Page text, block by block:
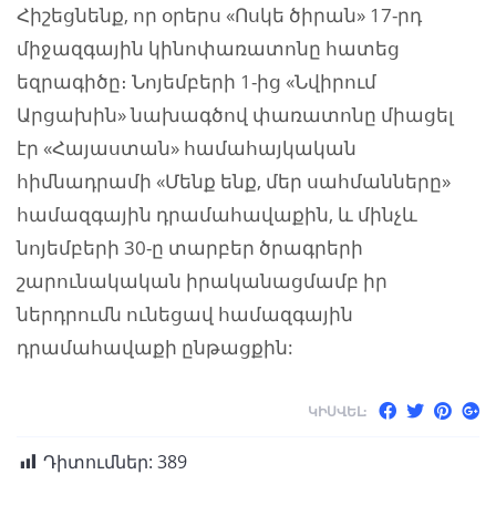
Հիշեցնենք, որ օրերս «Ոսկե ծիրան» 17-րդ
միջազգային կինոփառատոնը հատեց
եզրագիծը։ Նոյեմբերի 1-ից «Նվիրում
Արցախին» նախագծով փառատոնը միացել
էր «Հայաստան» համահայկական
հիմնադրամի «Մենք ենք, մեր սահմանները»
համազգային դրամահավաքին, և մինչև
նոյեմբերի 30-ը տարբեր ծրագրերի
շարունակական իրականացմամբ իր
ներդրումն ունեցավ համազգային
դրամահավաքի ընթացքին:
ԿԻՍՎԵԼ:
Դիտումներ: 389